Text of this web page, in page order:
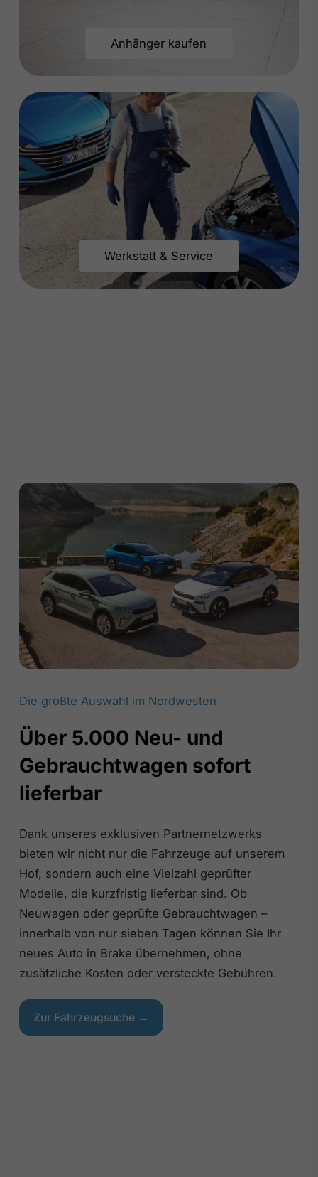
Anhänger kaufen
Werkstatt & Service
Die größte Auswahl im Nordwesten
Über 5.000 Neu- und
Gebrauchtwagen sofort
lieferbar
Dank unseres exklusiven Partnernetzwerks
bieten wir nicht nur die Fahrzeuge auf unserem
Hof, sondern auch eine Vielzahl geprüfter
Modelle, die kurzfristig lieferbar sind. Ob
Neuwagen oder geprüfte Gebrauchtwagen –
innerhalb von nur sieben Tagen können Sie Ihr
neues Auto in Brake übernehmen, ohne
zusätzliche Kosten oder versteckte Gebühren.
Zur Fahrzeugsuche →